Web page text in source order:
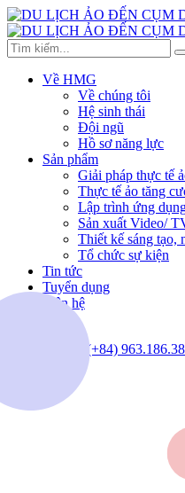
Về HMG
Về chúng tôi
Hệ sinh thái
Đội ngũ
Hồ sơ năng lực
Sản phẩm
Giải pháp thực tế
Thực tế ảo tăng
Lập trình ứng
Sản xuất Video/
Thiết kế sáng tạo,
Tổ chức sự kiện
Tin tức
Tuyển dụng
Liên hệ
(+84)